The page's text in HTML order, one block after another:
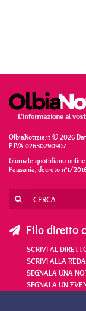
OlbiaNotizie.it © 2026
P.IVA 02650290907
Giornale quotidiano
Pausania, decreto n°1/
Filo diretto
SCRIVI AL
SCRIVI ALLA
SEGNALA UNA
SEGNALA UN